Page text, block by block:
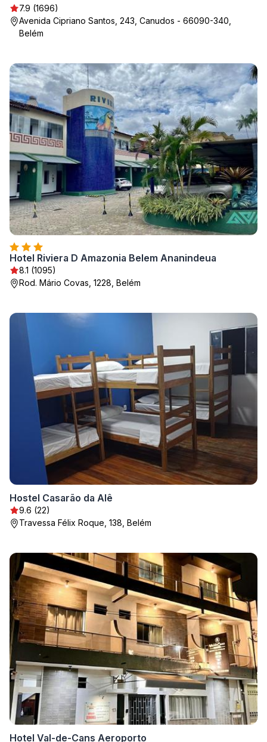
7.9 (1696)
Avenida Cipriano Santos, 243, Canudos - 66090-340,
Belém
Hotel Riviera D Amazonia Belem Ananindeua
8.1 (1095)
Rod. Mário Covas, 1228, Belém
Hostel Casarão da Alê
9.6 (22)
Travessa Félix Roque, 138, Belém
Hotel Val-de-Cans Aeroporto